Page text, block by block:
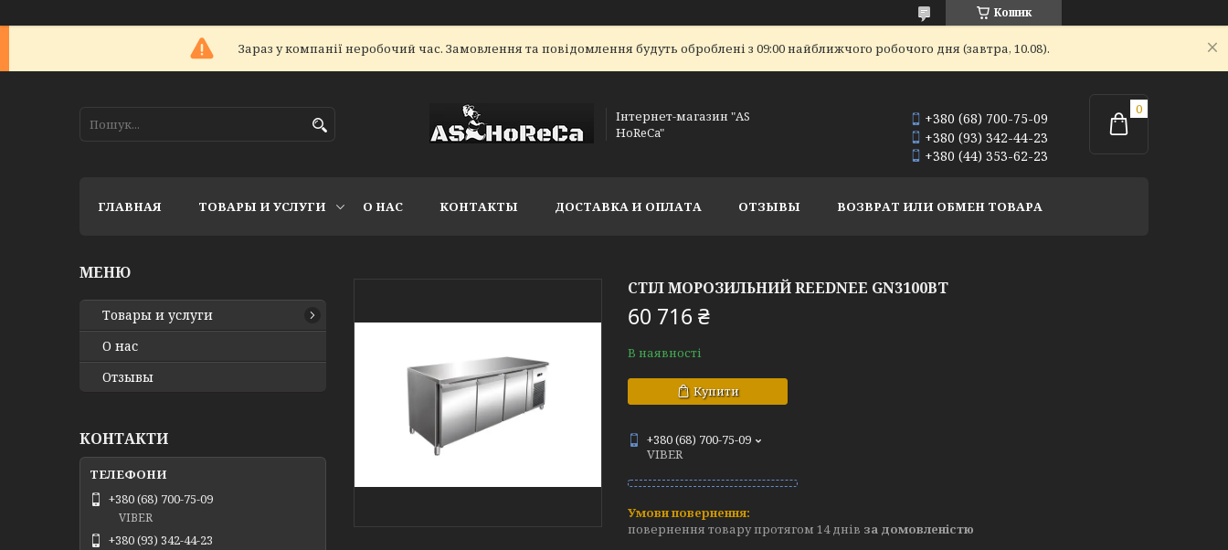
Кошик
Зараз у компанії неробочий час. Замовлення та повідомлення будуть оброблені з 09:00 найближчого робочого дня (завтра, 10.08).
Інтернет-магазин "AS
HoReCa"
+380 (68) 700-75-09
+380 (93) 342-44-23
+380 (44) 353-62-23
ГЛАВНАЯ ТОВАРЫ И УСЛУГИ О НАС КОНТАКТЫ ДОСТАВКА И ОПЛАТА ОТЗЫВЫ ВОЗВРАТ ИЛИ ОБМЕН ТОВАРА
СТІЛ МОРОЗИЛЬНИЙ REEDNEE GN3100BT
60 716 ₴
В наявності
Купити
+380 (68) 700-75-09
VIBER
повернення товару протягом 14 днів за домовленістю
Товары и услуги
О нас
Отзывы
КОНТАКТИ
+380 (68) 700-75-09
VIBER
+380 (93) 342-44-23